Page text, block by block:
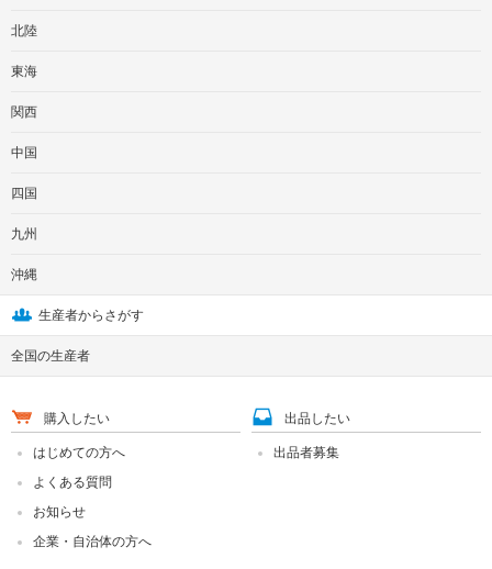
北陸
東海
関西
中国
四国
九州
沖縄
生産者からさがす
全国の生産者
購入したい
はじめての方へ
よくある質問
お知らせ
企業・自治体の方へ
出品したい
出品者募集